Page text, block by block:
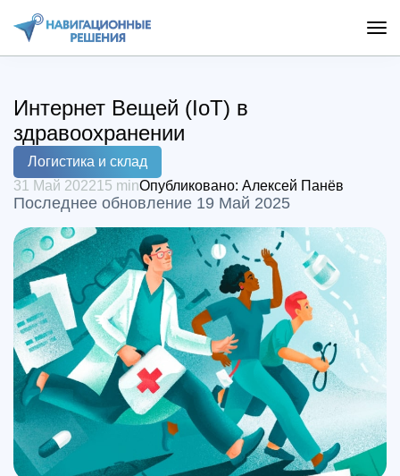
Логистика и склад
31 Май 202215 minОпубликовано: Алексей Панёв
Последнее обновление 19 Май 2025
Интернет Вещей (IoT) в
здравоохранении